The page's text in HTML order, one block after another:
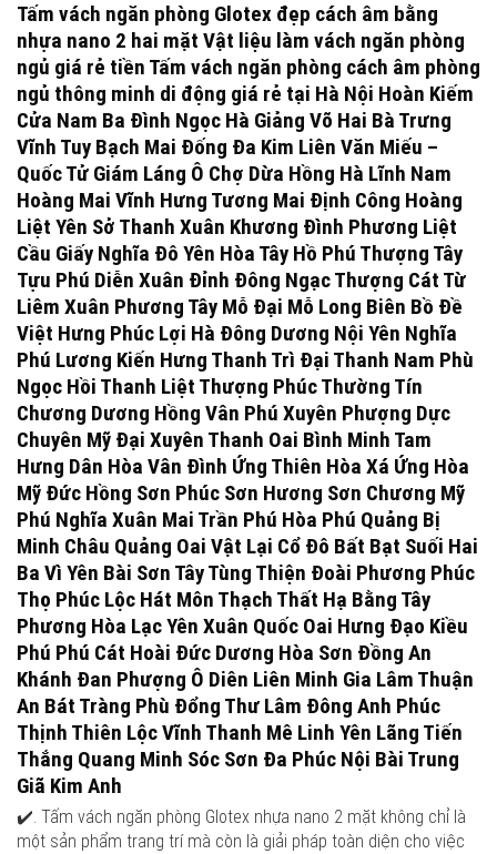
Tấm vách ngăn phòng Glotex đẹp cách âm bằng
nhựa nano 2 hai mặt Vật liệu làm vách ngăn phòng
ngủ giá rẻ tiền Tấm vách ngăn phòng cách âm phòng
ngủ thông minh di động giá rẻ tại Hà Nội Hoàn Kiếm
Cửa Nam Ba Đình Ngọc Hà Giảng Võ Hai Bà Trưng
Vĩnh Tuy Bạch Mai Đống Đa Kim Liên Văn Miếu –
Quốc Tử Giám Láng Ô Chợ Dừa Hồng Hà Lĩnh Nam
Hoàng Mai Vĩnh Hưng Tương Mai Định Công Hoàng
Liệt Yên Sở Thanh Xuân Khương Đình Phương Liệt
Cầu Giấy Nghĩa Đô Yên Hòa Tây Hồ Phú Thượng Tây
Tựu Phú Diễn Xuân Đỉnh Đông Ngạc Thượng Cát Từ
Liêm Xuân Phương Tây Mỗ Đại Mỗ Long Biên Bồ Đề
Việt Hưng Phúc Lợi Hà Đông Dương Nội Yên Nghĩa
Phú Lương Kiến Hưng Thanh Trì Đại Thanh Nam Phù
Ngọc Hồi Thanh Liệt Thượng Phúc Thường Tín
Chương Dương Hồng Vân Phú Xuyên Phượng Dực
Chuyên Mỹ Đại Xuyên Thanh Oai Bình Minh Tam
Hưng Dân Hòa Vân Đình Ứng Thiên Hòa Xá Ứng Hòa
Mỹ Đức Hồng Sơn Phúc Sơn Hương Sơn Chương Mỹ
Phú Nghĩa Xuân Mai Trần Phú Hòa Phú Quảng Bị
Minh Châu Quảng Oai Vật Lại Cổ Đô Bất Bạt Suối Hai
Ba Vì Yên Bài Sơn Tây Tùng Thiện Đoài Phương Phúc
Thọ Phúc Lộc Hát Môn Thạch Thất Hạ Bằng Tây
Phương Hòa Lạc Yên Xuân Quốc Oai Hưng Đạo Kiều
Phú Phú Cát Hoài Đức Dương Hòa Sơn Đồng An
Khánh Đan Phượng Ô Diên Liên Minh Gia Lâm Thuận
An Bát Tràng Phù Đổng Thư Lâm Đông Anh Phúc
Thịnh Thiên Lộc Vĩnh Thanh Mê Linh Yên Lãng Tiến
Thắng Quang Minh Sóc Sơn Đa Phúc Nội Bài Trung
Giã Kim Anh
✔️. Tấm vách ngăn phòng Glotex nhựa nano 2 mặt không chỉ là
một sản phẩm trang trí mà còn là giải pháp toàn diện cho việc